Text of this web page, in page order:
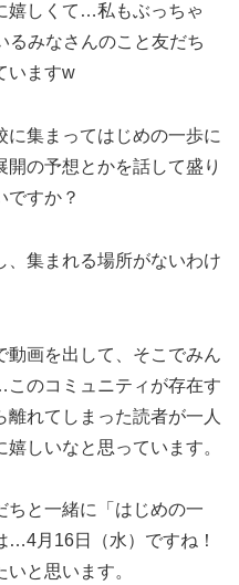
嬉しくて…私もぶっちゃ
るみなさんのこと友だち
いますw
に集まってはじめの一歩に
の予想とかを話して盛り
ですか？
、集まれる場所がないわけ
動画を出して、そこでみん
のコミュニティが存在す
れてしまった読者が一人
しいなと思っています。
ちと一緒に「はじめの一
…4月16日（水）ですね！
と思います。